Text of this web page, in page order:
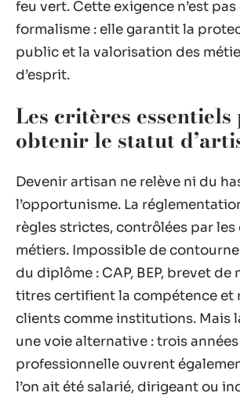
feu vert. Cette exigence n’est pas
formalisme : elle garantit la
public et la valorisation des
d’esprit.
Les critères
obtenir le statut
Devenir artisan ne relève ni du
l’opportunisme. La
règles strictes, contrôlées par les
métiers. Impossible de
du diplôme : CAP, BEP, brevet
titres certifient la compétence et
clients comme institutions. Mais
une voie alternative : trois
professionnelle ouvrent
l’on ait été salarié, dirigeant ou